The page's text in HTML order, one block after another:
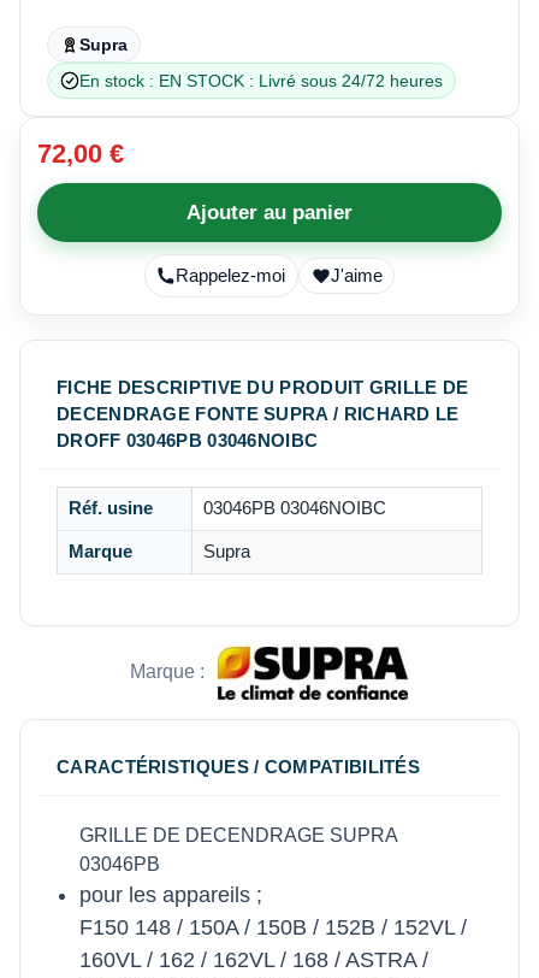
Supra
En stock : EN STOCK : Livré sous 24/72 heures
72,00 €
Ajouter au panier
Rappelez-moi J'aime
FICHE DESCRIPTIVE DU PRODUIT GRILLE DE
DECENDRAGE FONTE SUPRA / RICHARD LE
DROFF 03046PB 03046NOIBC
Réf. usine 03046PB 03046NOIBC
Marque Supra
Marque :
CARACTÉRISTIQUES / COMPATIBILITÉS
GRILLE DE DECENDRAGE SUPRA
03046PB
pour les appareils ;
F150 148 / 150A / 150B / 152B / 152VL /
160VL / 162 / 162VL / 168 / ASTRA /